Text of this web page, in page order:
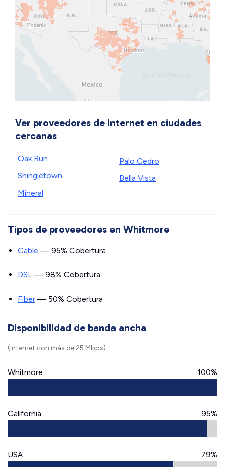
Ver proveedores de internet en ciudades
cercanas
Oak Run
Shingletown
Mineral
Palo Cedro
Bella Vista
Tipos de proveedores en Whitmore
Cable — 95% Cobertura
DSL — 98% Cobertura
Fiber — 50% Cobertura
Disponibilidad de banda ancha
(Internet con más de 25 Mbps)
Whitmore 100%
California 95%
USA 79%